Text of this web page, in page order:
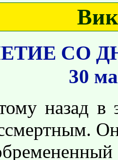
СО
30
назад в